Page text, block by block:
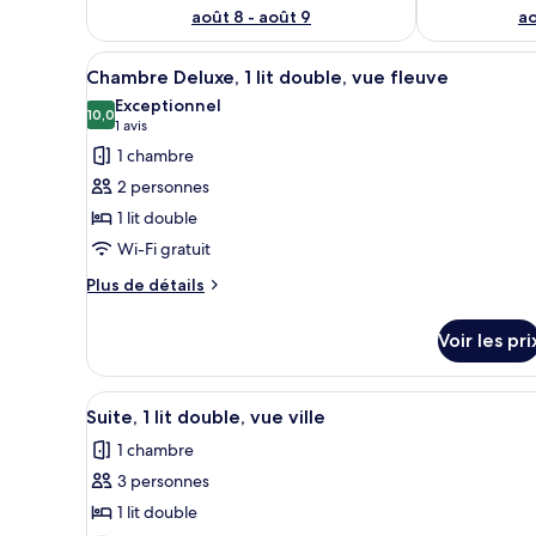
août 8 - août 9
Afficher
toutes
les
photos
pour
ce
type
de
chambre :
1
lit
double,
vue
fleuve
Une chambre d’hôtel avec
8
Chambre Deluxe, 1 lit double, vue fleuve
10,010,0 sur 10
Exceptionnel
1 avis
(1 avis)
1 chambre
2 personnes
1 lit double
Wi-Fi gratuit
Plus de détails
Plus
le
type
de
Chambre
Deluxe,
lit
Voir les
Afficher
toutes
les
photos
pour
Une chambre d’hôtel
13
Suite, 1 lit double, vue ville
1 chambre
3 personnes
1 lit double